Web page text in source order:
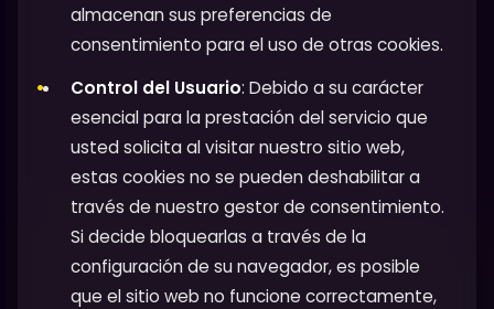
almacenan sus preferencias de
consentimiento para el uso de otras cookies.
Control del Usuario: Debido a su carácter
esencial para la prestación del servicio que
usted solicita al visitar nuestro sitio web,
estas cookies no se pueden deshabilitar a
través de nuestro gestor de consentimiento.
Si decide bloquearlas a través de la
configuración de su navegador, es posible
que el sitio web no funcione correctamente,